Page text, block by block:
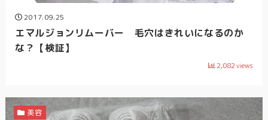
2017.09.25
エマルジョンリムーバー 毛穴はきれいになるのか
な？【検証】
2,082views
美容